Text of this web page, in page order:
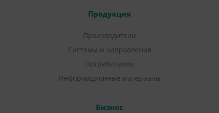
Продукция
Производители
Системы и направления
Потребителям
Информационные материалы
Бизнес